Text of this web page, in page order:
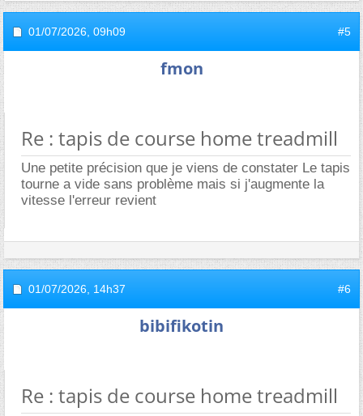
01/07/2026, 09h09 #5
fmon
Re : tapis de course home treadmill
Une petite précision que je viens de constater Le tapis
tourne a vide sans problème mais si j'augmente la
vitesse l'erreur revient
01/07/2026, 14h37 #6
bibifikotin
Re : tapis de course home treadmill